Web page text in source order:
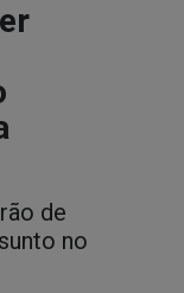
de
no